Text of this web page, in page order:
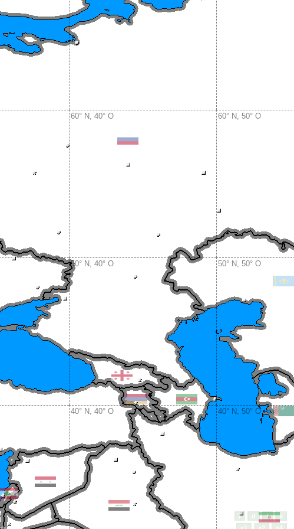
60° N, 40° O 60° N, 50° O
50° N, 40° O 50° N, 50° O
40° N, 40° O 40° N, 50° O